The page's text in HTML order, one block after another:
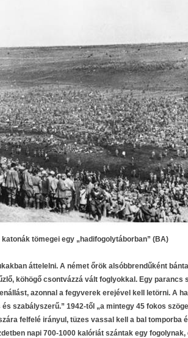
tömegei egy „hadifogolytáborban” (BA)
áttelelni. A német őrök alsóbbrendűként
köhögő csontvázzá vált foglyokkal. Egy parancs
azonnal a fegyverek erejével kell letörni. A
szabályszerű.” 1942-től „a mintegy 45 fokos
felfelé irányul, tüzes vassal kell a bal tomporba
napi 700-1000 kalóriát szántak egy fogolynak,